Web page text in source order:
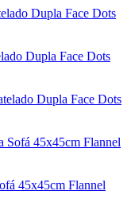
Dupla Face Dots
Dupla Face Dots
Dupla Face Dots
Sofá 45x45cm Flannel
45x45cm Flannel